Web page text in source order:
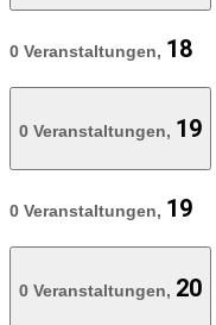
0 Veranstaltungen, 18
0 Veranstaltungen, 19
0 Veranstaltungen, 19
0 Veranstaltungen, 20